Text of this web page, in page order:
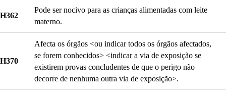
H362
Pode ser nocivo para as crianças alimentadas com leite
materno.
H370
Afecta os órgãos <ou indicar todos os órgãos afectados,
se forem conhecidos> <indicar a via de exposição se
existirem provas concludentes de que o perigo não
decorre de nenhuma outra via de exposição>.